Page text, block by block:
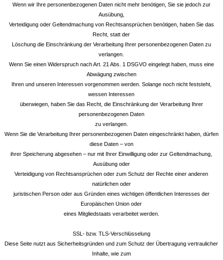
Wenn wir Ihre personenbezogenen Daten nicht mehr benötigen, Sie sie jedoch zur
Ausübung,
Verteidigung oder Geltendmachung von Rechtsansprüchen benötigen, haben Sie das
Recht, statt der
Löschung die Einschränkung der Verarbeitung Ihrer personenbezogenen Daten zu
verlangen.
Wenn Sie einen Widerspruch nach Art. 21 Abs. 1 DSGVO eingelegt haben, muss eine
Abwägung zwischen
Ihren und unseren Interessen vorgenommen werden. Solange noch nicht feststeht,
wessen Interessen
überwiegen, haben Sie das Recht, die Einschränkung der Verarbeitung Ihrer
personenbezogenen Daten
zu verlangen.
Wenn Sie die Verarbeitung Ihrer personenbezogenen Daten eingeschränkt haben, dürfen
diese Daten – von
ihrer Speicherung abgesehen – nur mit Ihrer Einwilligung oder zur Geltendmachung,
Ausübung oder
Verteidigung von Rechtsansprüchen oder zum Schutz der Rechte einer anderen
natürlichen oder
juristischen Person oder aus Gründen eines wichtigen öffentlichen Interesses der
Europäischen Union oder
eines Mitgliedstaats verarbeitet werden.
SSL- bzw. TLS-Verschlüsselung
Diese Seite nutzt aus Sicherheitsgründen und zum Schutz der Übertragung vertraulicher
Inhalte, wie zum